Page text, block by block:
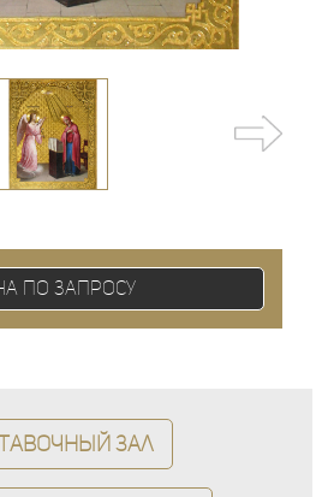
по запросу
зал